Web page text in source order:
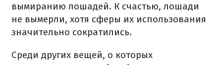
вымиранию лошадей. К счастью, лошади
не вымерли, хотя сферы их использования
значительно сократились.
Среди других вещей, о которых